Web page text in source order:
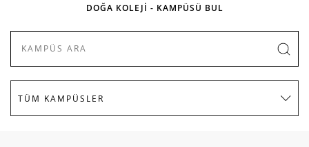
DOĞA KOLEJİ - KAMPÜSÜ BUL